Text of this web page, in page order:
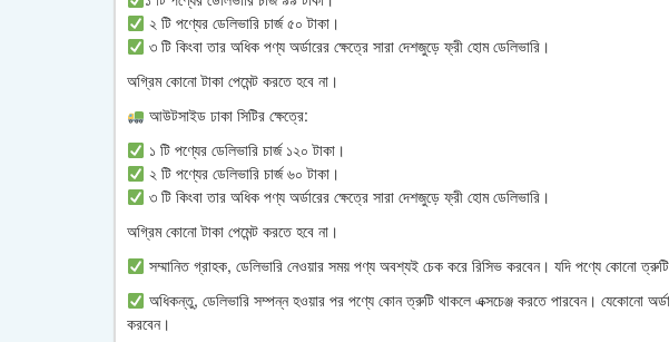
২ টি পণ্যের ডেলিভারি চার্জ ৫০ টাকা।
৩ টি কিংবা তার অধিক পণ্য অর্ডারের ক্ষেত্রে সারা দেশজুড়ে ফ্রী হোম ডেলিভারি।
অগ্রিম কোনো টাকা পেমেন্ট করতে হবে না।
আউটসাইড ঢাকা সিটির ক্ষেত্রে:
১ টি পণ্যের ডেলিভারি চার্জ ১২০ টাকা।
২ টি পণ্যের ডেলিভারি চার্জ ৬০ টাকা।
৩ টি কিংবা তার অধিক পণ্য অর্ডারের ক্ষেত্রে সারা দেশজুড়ে ফ্রী হোম ডেলিভারি।
অগ্রিম কোনো টাকা পেমেন্ট করতে হবে না।
সম্মানিত গ্রাহক, ডেলিভারি নেওয়ার সময় পণ্য অবশ্যই চেক করে রিসিভ করবেন। যদি পণ্যে কোনো ত্রুটি
অধিকন্তু, ডেলিভারি সম্পন্ন হওয়ার পর পণ্যে কোন ত্রুটি থাকলে এক্সচেঞ্জ করতে পারবেন। যেকোনো
করবেন।